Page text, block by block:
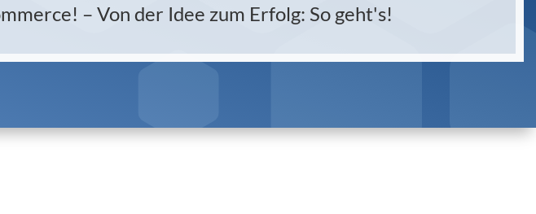
– Von der Idee zum Erfolg: So geht's!